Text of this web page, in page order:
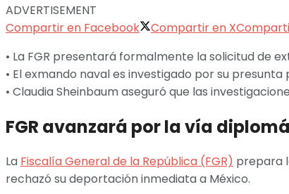
ADVERTISEMENT
Compartir en Facebook
Compartir en X
• La FGR presentará formalmente la solicitud de
• El exmando naval es investigado por su
• Claudia Sheinbaum aseguró que las
FGR avanzará por la vía
La Fiscalía General de la República (FGR) prepara
rechazó su deportación inmediata a México.